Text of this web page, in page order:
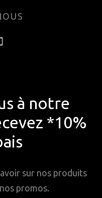
à notre
*10%
sur nos produits
promos.